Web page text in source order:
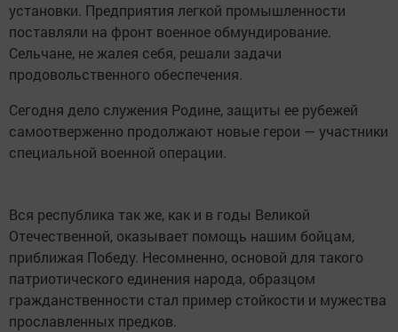
установки. Предприятия легкой промышленности
поставляли на фронт военное обмундирование.
Сельчане, не жалея себя, решали задачи
продовольственного обеспечения.
Сегодня дело служения Родине, защиты ее рубежей
самоотверженно продолжают новые герои — участники
специальной военной операции.
Вся республика так же, как и в годы Великой
Отечественной, оказывает помощь нашим бойцам,
приближая Победу. Несомненно, основой для такого
патриотического единения народа, образцом
гражданственности стал пример стойкости и мужества
прославленных предков.